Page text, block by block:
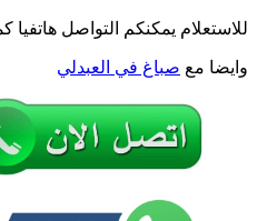
للاستعلام يمكنكم التواصل
وايضا مع صباغ في العبدلي